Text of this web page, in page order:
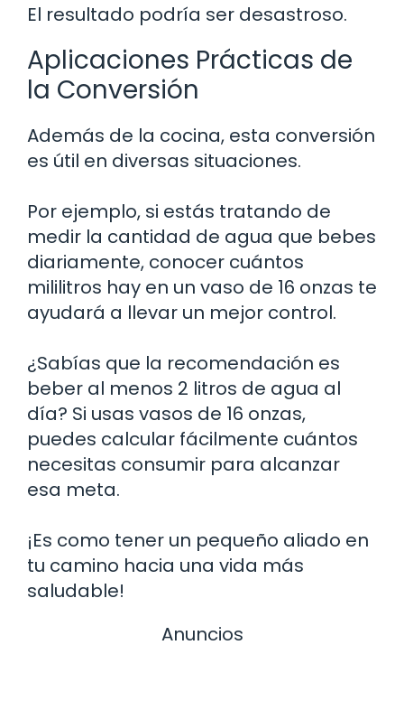
El resultado podría ser desastroso.
Aplicaciones Prácticas de
la Conversión
Además de la cocina, esta conversión
es útil en diversas situaciones.
Por ejemplo, si estás tratando de
medir la cantidad de agua que bebes
diariamente, conocer cuántos
mililitros hay en un vaso de 16 onzas te
ayudará a llevar un mejor control.
¿Sabías que la recomendación es
beber al menos 2 litros de agua al
día? Si usas vasos de 16 onzas,
puedes calcular fácilmente cuántos
necesitas consumir para alcanzar
esa meta.
¡Es como tener un pequeño aliado en
tu camino hacia una vida más
saludable!
Anuncios